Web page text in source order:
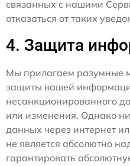
связанных с нашими
отказаться от таких
4. Защита
Мы прилагаем разумные
защиты вашей
несанкционированного
или изменения. Однако
данных через интернет
не является абсолютно
гарантировать